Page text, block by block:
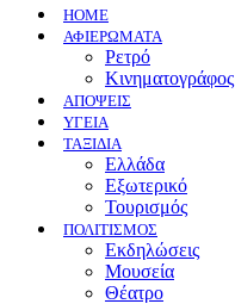
HOME
ΑΦΙΕΡΩΜΑΤΑ
Ρετρό
Κινηματογράφος
ΑΠΟΨΕΙΣ
ΥΓΕΙΑ
ΤΑΞΙΔΙΑ
Ελλάδα
Εξωτερικό
Τουρισμός
ΠΟΛΙΤΙΣΜΟΣ
Eκδηλώσεις
Mουσεία
Θέατρο